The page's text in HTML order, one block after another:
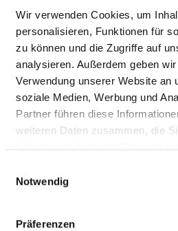
Wir verwenden Cookies, um
personalisieren, Funktionen für
zu können und die Zugriffe auf
analysieren. Außerdem geben
Verwendung unserer Website an
soziale Medien, Werbung und
Partner führen diese
weiteren Daten zusammen, die
Notwendig
Präferenzen
Personal ohne direktes
Beschäftigungsverhältnis
Personal in der
ambulanten Versorgung
Personal in der
stationären Versorgung
PSYCHOLOGIN